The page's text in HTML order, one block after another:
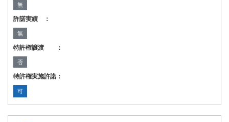
無
許諾実績 ：
無
特許権譲渡 ：
否
特許権実施許諾：
可